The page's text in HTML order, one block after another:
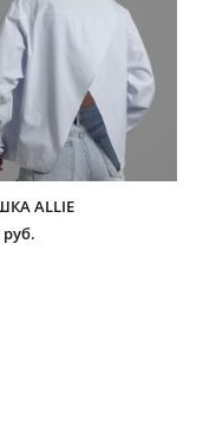
ALLIE
pуб.